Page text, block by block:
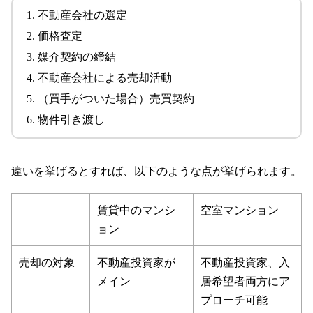
不動産会社の選定
価格査定
媒介契約の締結
不動産会社による売却活動
（買手がついた場合）売買契約
物件引き渡し
違いを挙げるとすれば、以下のような点が挙げられます。
賃貸中のマンシ
ョン
空室マンション
売却の対象
不動産投資家が
メイン
不動産投資家、入
居希望者両方にア
プローチ可能